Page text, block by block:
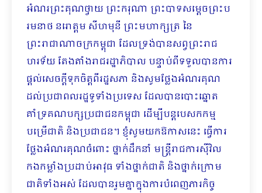
អំណរព្រះគុណថ្វាយ ព្រះករុណា ព្រះបាទសម្តេចព្រះប
រមនាថ នរោត្តម សីហមុនី ព្រះមហាក្សត្រ នៃ
ព្រះរាជាណាចក្រកម្ពុជា ដែលទ្រង់បានសព្វព្រះរាជ
ហរទ័យ តែងតាំងរាជរដ្ឋាភិបាល បន្ទាប់ពីទទួលបានការ
ផ្តល់សេចក្តីទុកចិត្តពីរដ្ឋសភា និងសូមថ្លែងអំណរគុណ
ដល់ប្រជាពលរដ្ឋទូទាំងប្រទេស ដែលបានបោះឆ្នោត
គាំទ្រគណបក្សប្រជាជនកម្ពុជា ដើម្បីបន្តបេសកកម្ម
បម្រើជាតិ និងប្រជាជន។ ខ្ញុំសូមយកឱកាសនេះ ធ្វើការ
ថ្លែងអំណរគុណចំពោះ ថ្នាក់ដឹកនាំ មន្រ្តីរាជការស៊ីវិល
កងកម្លាំងប្រដាប់អាវុធ ទាំងថ្នាក់ជាតិ និងថ្នាក់ក្រោម
ជាតិទាំងអស់ ដែលបានរួមគ្នាក្នុងការបំពេញភារកិច្ច